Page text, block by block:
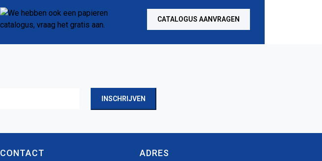
CATALOGUS AANVRAGEN
INSCHRIJVEN
CONTACT ADRES